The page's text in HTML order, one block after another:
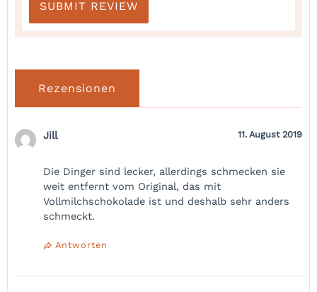
Rezensionen
Jill 11. August 2019
Die Dinger sind lecker, allerdings schmecken sie
weit entfernt vom Original, das mit
Vollmilchschokolade ist und deshalb sehr anders
schmeckt.
Antworten